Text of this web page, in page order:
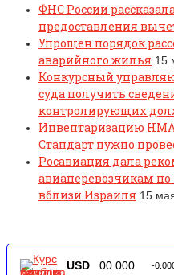
ФНС России
предоставления
Упрощен порядок
аварийного жилья 15
Конкурсный
суда получить
контролирующих
Инвентаризацию НМА
Стандарт нужно
Росавиация дала
авиаперевозчикам
вблизи Израиля 15
USD 00.000 -